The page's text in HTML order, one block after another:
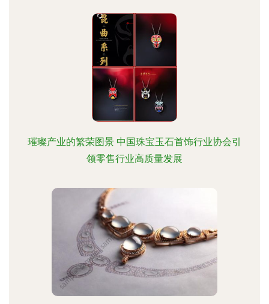
璀璨产业的繁荣图景 中国珠宝玉石首饰行业协会引
领零售行业高质量发展